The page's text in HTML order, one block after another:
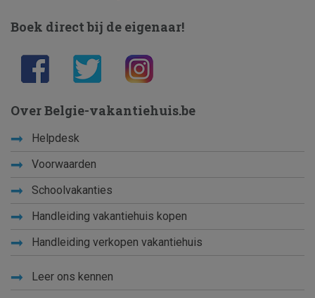
Boek direct bij de eigenaar!
Over Belgie-vakantiehuis.be
Helpdesk
Voorwaarden
Schoolvakanties
Handleiding vakantiehuis kopen
Handleiding verkopen vakantiehuis
Leer ons kennen